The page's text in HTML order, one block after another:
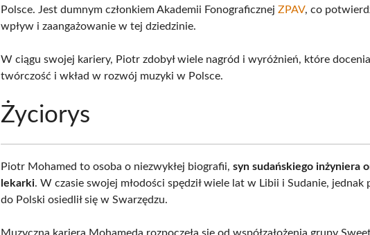
Polsce. Jest dumnym członkiem Akademii FonograficznejZPAV, co
wpływ i zaangażowanie w tej dziedzinie.
W ciągu swojej kariery, Piotr zdobył wiele nagród i wyróżnień, które
twórczość i wkład w rozwój muzyki w Polsce.
Życiorys
Piotr Mohamed to osoba o niezwykłej biografii,syn sudańskiego inżyniera
lekarki. W czasie swojej młodości spędził wiele lat w Libii i Sudanie, jednak
do Polski osiedlił się w Swarzędzu.
Muzyczna kariera Mohameda rozpoczęła się od współzałożenia grupy